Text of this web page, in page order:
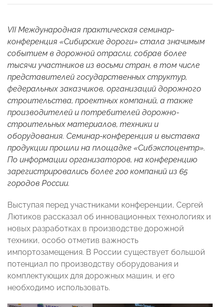
VII Международная практическая семинар-
конференция «Сибирские дороги» стала значимым
событием в дорожной отрасли, собрав более
тысячи участников из восьми стран, в том числе
представителей государственных структур,
федеральных заказчиков, организаций дорожного
строительства, проектных компаний, а также
производителей и потребителей дорожно-
строительных материалов, техники и
оборудования. Семинар-конференция и выставка
продукции прошли на площадке «Сибэкспоцентр».
По информации организаторов, на конференцию
зарегистрировались более 200 компаний из 65
городов России.
Выступая перед участниками конференции, Сергей
Лютиков рассказал об инновационных технологиях и
новых разработках в производстве дорожной
техники, особо отметив важность
импортозамещения. В России существует большой
потенциал по производству оборудования и
комплектующих для дорожных машин, и его
необходимо использовать.